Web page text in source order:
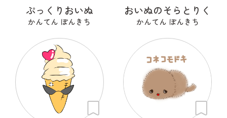
ぷっくりおいぬ
かんてん ぽんきち
おいぬのそらとりく
かんてん ぽんきち